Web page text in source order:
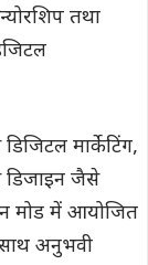
तथा
मार्केटिंग,
डिजाइन जैसे
मोड में आयोजित
साथ अनुभवी